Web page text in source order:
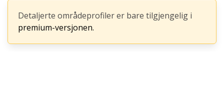
Detaljerte områdeprofiler er bare tilgjengelig i
premium-versjonen.